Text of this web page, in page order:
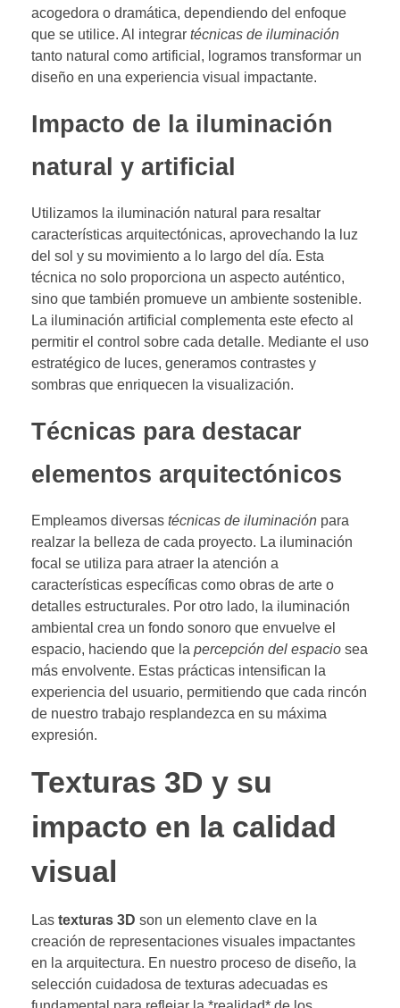
acogedora o dramática, dependiendo del enfoque
que se utilice. Al integrar técnicas de iluminación
tanto natural como artificial, logramos transformar un
diseño en una experiencia visual impactante.
Impacto de la iluminación
natural y artificial
Utilizamos la iluminación natural para resaltar
características arquitectónicas, aprovechando la luz
del sol y su movimiento a lo largo del día. Esta
técnica no solo proporciona un aspecto auténtico,
sino que también promueve un ambiente sostenible.
La iluminación artificial complementa este efecto al
permitir el control sobre cada detalle. Mediante el uso
estratégico de luces, generamos contrastes y
sombras que enriquecen la visualización.
Técnicas para destacar
elementos arquitectónicos
Empleamos diversas técnicas de iluminación para
realzar la belleza de cada proyecto. La iluminación
focal se utiliza para atraer la atención a
características específicas como obras de arte o
detalles estructurales. Por otro lado, la iluminación
ambiental crea un fondo sonoro que envuelve el
espacio, haciendo que la percepción del espacio sea
más envolvente. Estas prácticas intensifican la
experiencia del usuario, permitiendo que cada rincón
de nuestro trabajo resplandezca en su máxima
expresión.
Texturas 3D y su
impacto en la calidad
visual
Las texturas 3D son un elemento clave en la
creación de representaciones visuales impactantes
en la arquitectura. En nuestro proceso de diseño, la
selección cuidadosa de texturas adecuadas es